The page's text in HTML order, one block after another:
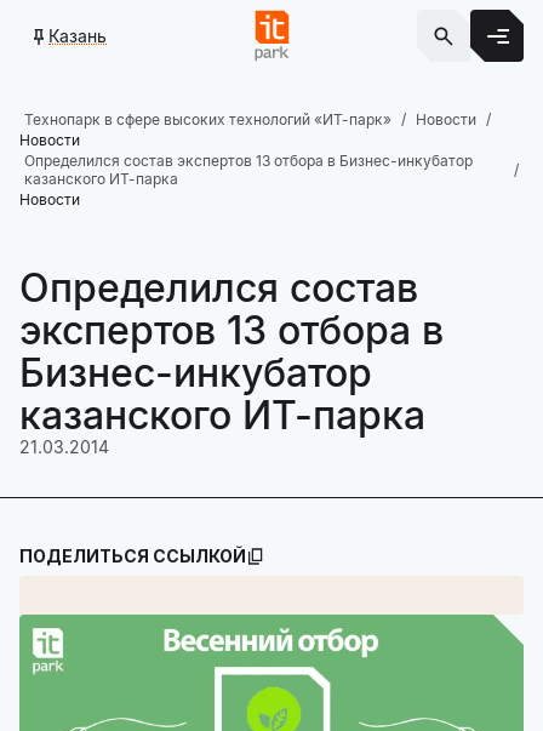
Казань
Технопарк в сфере высоких технологий «ИТ-парк»
Новости
Новости
Определился состав экспертов 13 отбора в Бизнес-инкубатор
казанского ИТ-парка
Новости
Определился состав
экспертов 13 отбора в
Бизнес-инкубатор
казанского ИТ-парка
21.03.2014
ПОДЕЛИТЬСЯ ССЫЛКОЙ